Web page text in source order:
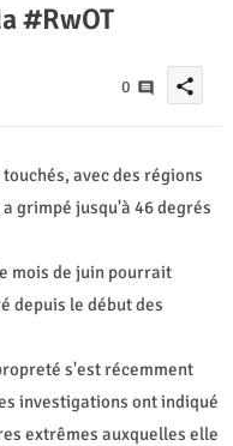
#RwOT
0 share
avec des régions
grimpé jusqu'à 46 degrés
mois de juin pourrait
depuis le début des
s'est récemment
investigations ont indiqué
extrêmes auxquelles elle